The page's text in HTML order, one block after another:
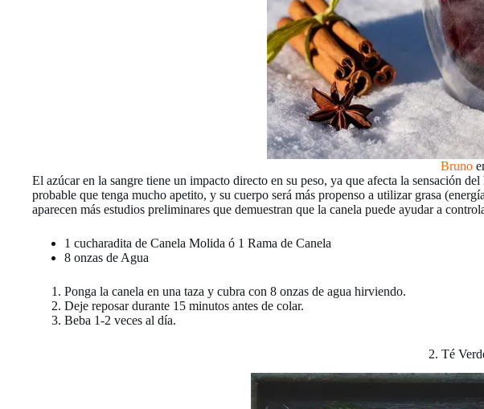
Bruno
El azúcar en la sangre tiene un impacto directo en su peso, ya que afecta la sensación
probable que tenga mucho apetito, y su cuerpo será más propenso a utilizar grasa
aparecen más estudios preliminares que demuestran que la canela puede ayudar a
1 cucharadita de Canela Molida ó 1 Rama de Canela
8 onzas de Agua
Ponga la canela en una taza y cubra con 8 onzas de agua hirviendo.
Deje reposar durante 15 minutos antes de colar.
Beba 1-2 veces al día.
2. Té